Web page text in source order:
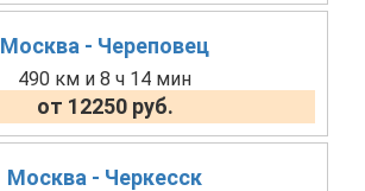
Москва - Череповец
490 км и 8 ч 14 мин
от 12250 руб.
Москва - Черкесск